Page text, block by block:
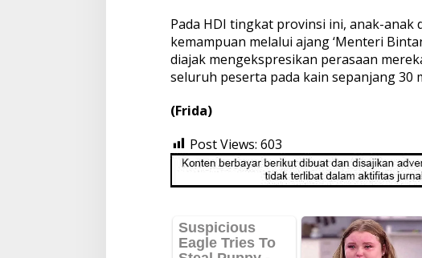
Pada HDI tingkat provinsi ini, anak-
kemampuan melalui ajang ‘Menteri
diajak mengekspresikan perasaan
seluruh peserta pada kain sepanjang 30
(Frida)
Post Views: 603